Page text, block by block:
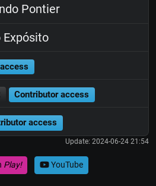
Pontier
Expósito
Contributor access
access
Update: 2024-06-24 21:54
Play! YouTube